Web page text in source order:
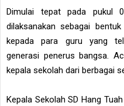
Dimulai tepat pada pukul
dilaksanakan sebagai
kepada para guru yang
generasi penerus bangsa.
kepala sekolah dari berbagai
Kepala Sekolah SD Hang